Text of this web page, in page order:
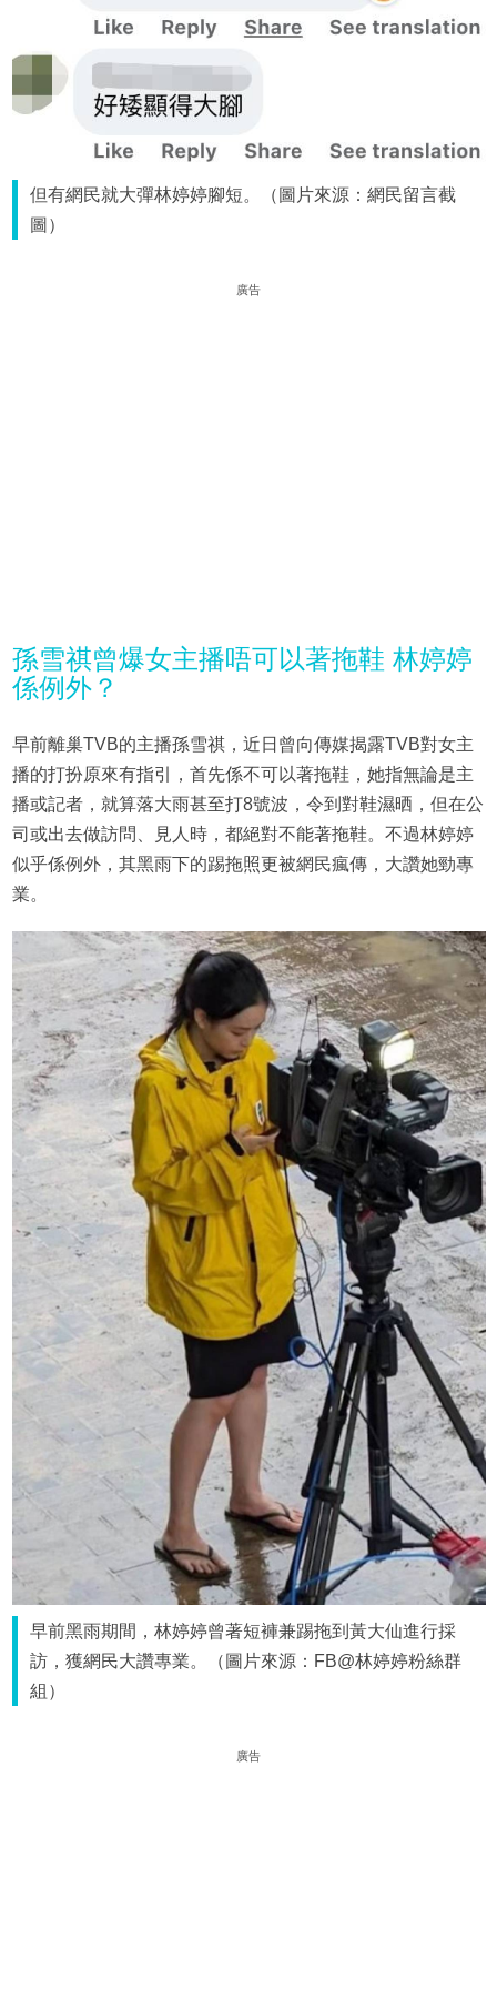
但有網民就大彈林婷婷腳短。（圖片來源：網民留言截
圖）
廣告
孫雪祺曾爆女主播唔可以著拖鞋 林婷婷
係例外？
早前離巢TVB的主播孫雪祺，近日曾向傳媒揭露TVB對女主
播的打扮原來有指引，首先係不可以著拖鞋，她指無論是主
播或記者，就算落大雨甚至打8號波，令到對鞋濕晒，但在公
司或出去做訪問、見人時，都絕對不能著拖鞋。不過林婷婷
似乎係例外，其黑雨下的踢拖照更被網民瘋傳，大讚她勁專
業。
早前黑雨期間，林婷婷曾著短褲兼踢拖到黃大仙進行採
訪，獲網民大讚專業。（圖片來源：FB@林婷婷粉絲群
組）
廣告